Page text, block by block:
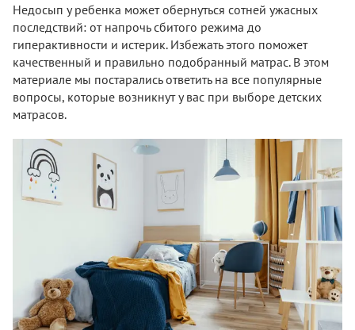
Недосып у ребенка может обернуться сотней ужасных
последствий: от напрочь сбитого режима до
гиперактивности и истерик. Избежать этого поможет
качественный и правильно подобранный матрас. В этом
материале мы постарались ответить на все популярные
вопросы, которые возникнут у вас при выборе детских
матрасов.